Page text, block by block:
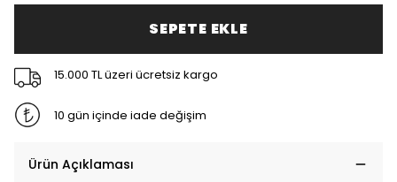
SEPETE EKLE
15.000 TL üzeri ücretsiz kargo
10 gün içinde iade değişim
Ürün Açıklaması